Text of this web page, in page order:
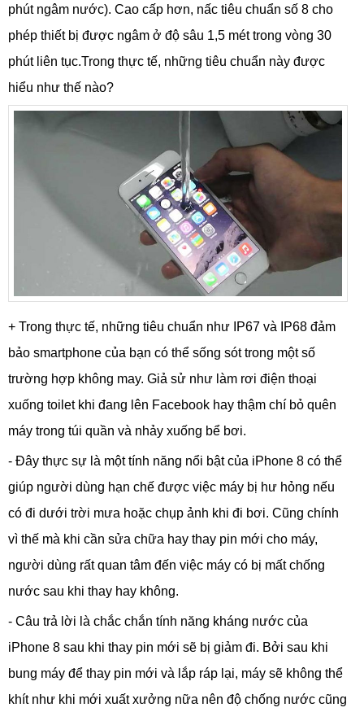
phút ngâm nước). Cao cấp hơn, nấc tiêu chuẩn số 8 cho
phép thiết bị được ngâm ở độ sâu 1,5 mét trong vòng 30
phút liên tục.Trong thực tế, những tiêu chuẩn này được
hiểu như thế nào?
+ Trong thực tế, những tiêu chuẩn như IP67 và IP68 đảm
bảo smartphone của bạn có thể sống sót trong một số
trường hợp không may. Giả sử như làm rơi điện thoại
xuống toilet khi đang lên Facebook hay thậm chí bỏ quên
máy trong túi quần và nhảy xuống bể bơi.
- Đây thực sự là một tính năng nổi bật của iPhone 8 có thể
giúp người dùng hạn chế được việc máy bị hư hỏng nếu
có đi dưới trời mưa hoặc chụp ảnh khi đi bơi. Cũng chính
vì thế mà khi cần sửa chữa hay thay pin mới cho máy,
người dùng rất quan tâm đến việc máy có bị mất chống
nước sau khi thay hay không.
- Câu trả lời là chắc chắn tính năng kháng nước của
iPhone 8 sau khi thay pin mới sẽ bị giảm đi. Bởi sau khi
bung máy để thay pin mới và lắp ráp lại, máy sẽ không thể
khít như khi mới xuất xưởng nữa nên độ chống nước cũng